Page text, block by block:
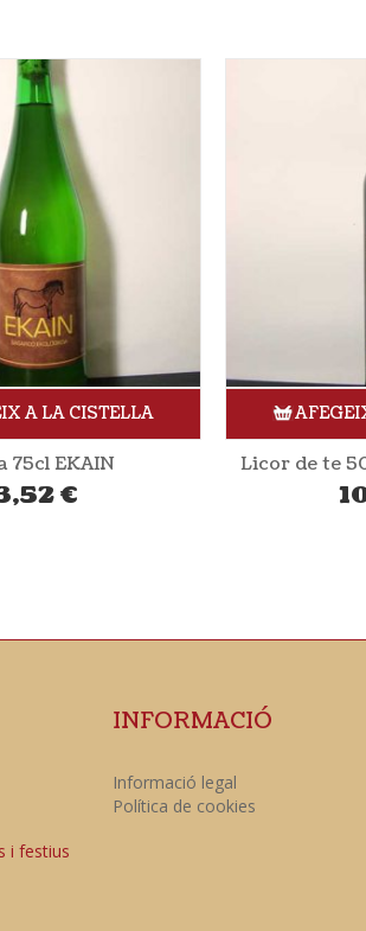
AFEGEIX A LA
Licor de te 50cl
i festius
INFORMACIÓ
Informació legal
Política de cookies